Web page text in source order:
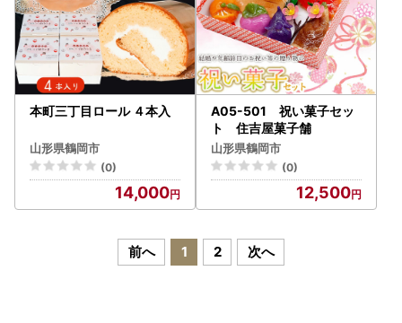
本町三丁目ロール ４本入
山形県鶴岡市
(0)
14,000
A05-501 祝い菓子セッ
ト 住吉屋菓子舗
山形県鶴岡市
(0)
12,500
前へ 1 2 次へ